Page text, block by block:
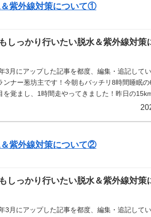
紫外線対策について①
しっかり行いたい脱水＆紫外線対策
月にアップした記事を都度、編集・追記して
ンナー葱坊主です！今朝もバッチリ8時間睡眠の
覚まし、1時間走やってきました！昨日の15km
紫外線対策について②
しっかり行いたい脱水＆紫外線対策
月にアップした記事を都度、編集・追記して